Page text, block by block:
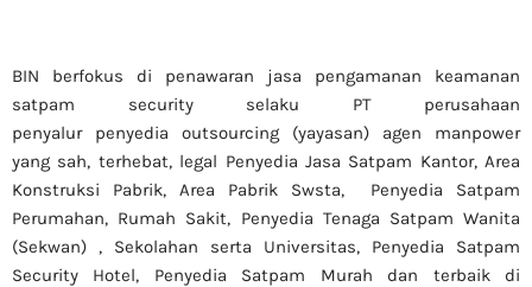
BIN berfokus di penawaran jasa pengamanan keamanan
satpam security selaku PT perusahaan
penyalur penyedia outsourcing (yayasan) agen manpower
yang sah, terhebat, legal Penyedia Jasa Satpam Kantor, Area
Konstruksi Pabrik, Area Pabrik Swsta, Penyedia Satpam
Perumahan, Rumah Sakit, Penyedia Tenaga Satpam Wanita
(Sekwan) , Sekolahan serta Universitas, Penyedia Satpam
Security Hotel, Penyedia Satpam Murah dan terbaik di